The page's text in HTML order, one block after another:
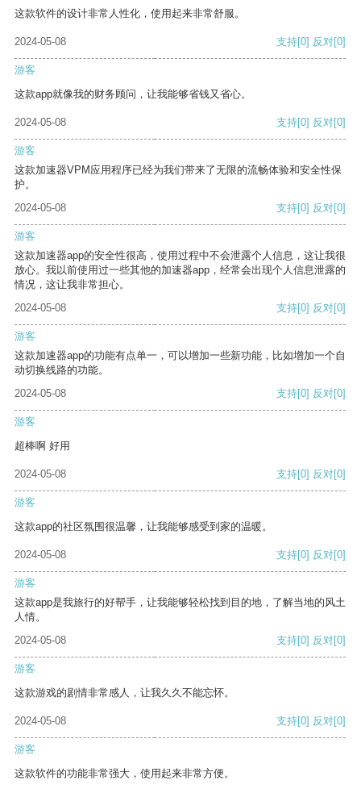
这款软件的设计非常人性化，使用起来非常舒服。
2024-05-08 支持[0] 反对[0]
游客
这款app就像我的财务顾问，让我能够省钱又省心。
2024-05-08 支持[0] 反对[0]
游客
这款加速器VPM应用程序已经为我们带来了无限的流畅体验和安全性保
护。
2024-05-08
支持[0] 反对[0]
游客
这款加速器app的安全性很高，使用过程中不会泄露个人信息，这让我很
放心。我以前使用过一些其他的加速器app，经常会出现个人信息泄露的
情况，这让我非常担心。
2024-05-08
支持[0] 反对[0]
游客
这款加速器app的功能有点单一，可以增加一些新功能，比如增加一个自
动切换线路的功能。
2024-05-08
支持[0] 反对[0]
游客
超棒啊 好用
2024-05-08 支持[0] 反对[0]
游客
这款app的社区氛围很温馨，让我能够感受到家的温暖。
2024-05-08 支持[0] 反对[0]
游客
这款app是我旅行的好帮手，让我能够轻松找到目的地，了解当地的风土
人情。
2024-05-08
支持[0] 反对[0]
游客
这款游戏的剧情非常感人，让我久久不能忘怀。
2024-05-08 支持[0] 反对[0]
游客
这款软件的功能非常强大，使用起来非常方便。